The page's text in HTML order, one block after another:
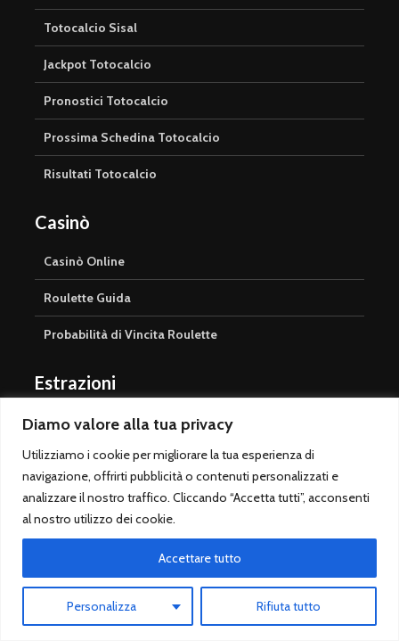
Diamo valore alla tua privacy
Utilizziamo i cookie per migliorare la tua esperienza di
navigazione, offrirti pubblicità o contenuti personalizzati e
analizzare il nostro traffico. Cliccando “Accetta tutti”, acconsenti
al nostro utilizzo dei cookie.
Personalizza Rifiuta tutto
Accettare tutto
Totocalcio Sisal
Jackpot Totocalcio
Pronostici Totocalcio
Prossima Schedina Totocalcio
Risultati Totocalcio
Casinò
Casinò Online
Roulette Guida
Probabilità di Vincita Roulette
Estrazioni
Estrazioni Superenalotto
SuperEnalotto Sisal
Superenalotto Betflag
Verifica Vincita Superenalotto
SuperEnalotto Online